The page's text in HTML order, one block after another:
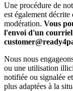
Une procédure de
est également
modération. Vous
l'envoi d'un courriel
Nous nous
ou une utilisation
notifiée ou signalée
plus adaptées à la